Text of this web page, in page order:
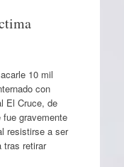
10 mil
con
El Cruce, de
gravemente
resistirse a ser
tras retirar